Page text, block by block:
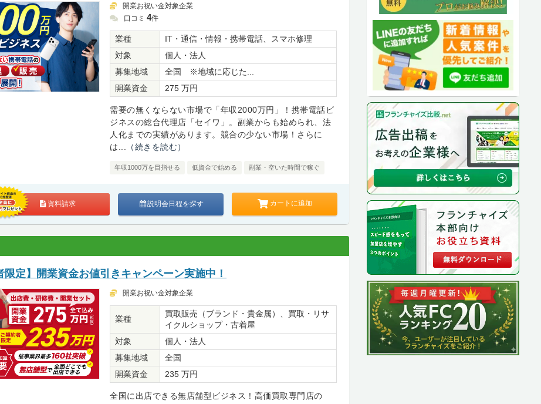
開業お祝い金対象企業
口コミ 4件
業種
IT・通信・情報・携帯電話、スマホ修理
対象
個人・法人
募集地域
全国 ※地域に応じた...
開業資金
275 万円
需要の無くならない市場で「年収2000万円」！携帯電話ビ
ジネスの総合代理店「セイワ」。副業からも始められ、法
人化までの実績があります。競合の少ない市場！さらに
は...
（続きを読む）
年収1000万を目指せる 低資金で始める 副業・空いた時間で稼ぐ
資料請求 説明会日程を探す カートに追加
限定】開業資金お値引きキャンペーン実施中！
開業お祝い金対象企業
業種
買取販売（ブランド・貴金属）、買取・リサ
イクルショップ・古着屋
対象
個人・法人
募集地域
全国
開業資金
235 万円
全国に出店できる無店舗型ビジネス！高価買取専門店の